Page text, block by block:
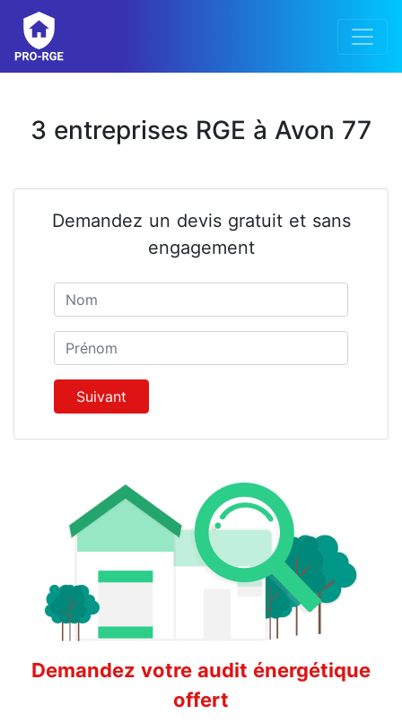
3 entreprises RGE à Avon 77
Demandez un devis gratuit et sans
engagement
Prénom
Suivant
Demandez votre audit énergétique
offert